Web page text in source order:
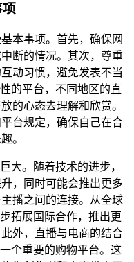
项
本事项。首先，确保网
断的情况。其次，尊重
动习惯，避免发表不当
的平台，不同地区的直
的心态去理解和欣赏。
台规定，确保自己在合
。
大。随着技术的进步，
，同时可能会推出更多
播之间的连接。从全球
拓展国际合作，推出更
外，直播与电商的结合
个重要的购物平台。这